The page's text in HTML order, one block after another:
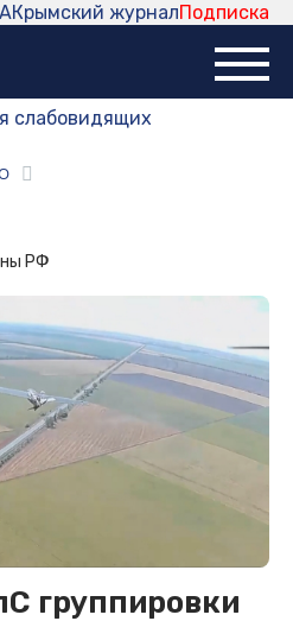
Подписка
Крымский журнал
слабовидящих
РФ
группировки